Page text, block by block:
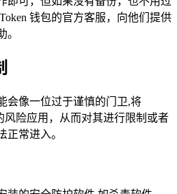
钱包的官方客服，向他们提供
。
会像一位过于谨慎的门卫,将
风险应用，从而对其进行限制或者
正常进入。